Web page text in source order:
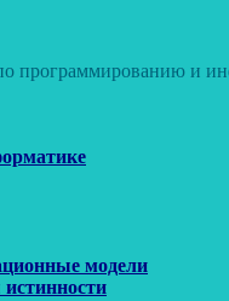
программированию и
модели
истинности